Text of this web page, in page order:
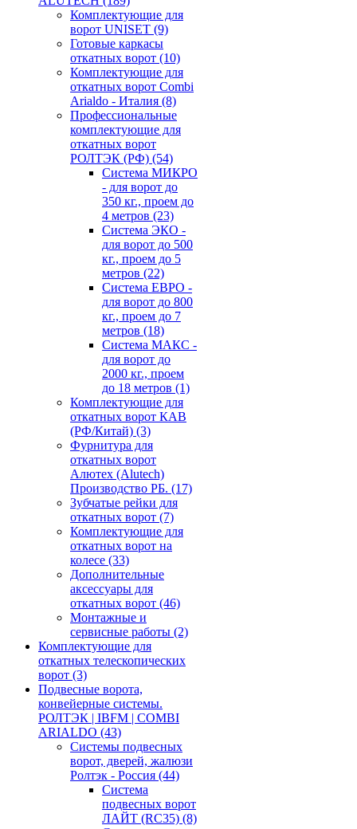
Комплектующие для
ворот UNISET (9)
Готовые каркасы
откатных ворот (10)
Комплектующие для
откатных ворот Combi
Arialdo - Италия (8)
Профессиональные
комплектующие для
откатных ворот
РОЛТЭК (РФ) (54)
Система МИКРО
- для ворот до
350 кг., проем до
4 метров (23)
Система ЭКО -
для ворот до 500
кг., проем до 5
метров (22)
Система ЕВРО -
для ворот до 800
кг., проем до 7
метров (18)
Система МАКС -
для ворот до
2000 кг., проем
до 18 метров (1)
Комплектующие для
откатных ворот КАВ
(РФ/Китай) (3)
Фурнитура для
откатных ворот
Алютех (Alutech)
Производство РБ. (17)
Зубчатые рейки для
откатных ворот (7)
Комплектующие для
откатных ворот на
колесе (33)
Дополнительные
аксессуары для
откатных ворот (46)
Монтажные и
сервисные работы (2)
Комплектующие для
откатных телескопических
ворот (3)
Подвесные ворота,
конвейерные системы.
РОЛТЭК | IBFM | COMBI
ARIALDO (43)
Системы подвесных
ворот, дверей, жалюзи
Ролтэк - Россия (44)
Система
подвесных ворот
ЛАЙТ (RC35) (8)